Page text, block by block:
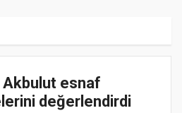
Akbulut esnaf
değerlendirdi